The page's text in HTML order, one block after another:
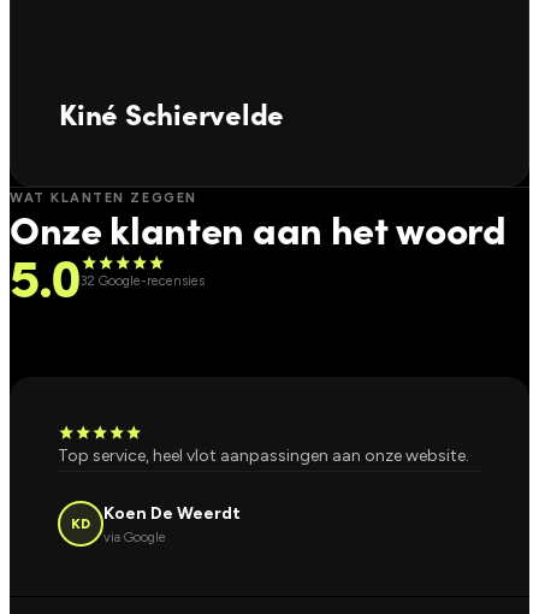
Kiné Schiervelde
WAT KLANTEN ZEGGEN
Onze klanten aan het woord
5.0starstarstarstarstar
32 Google-recensies
starstarstarstarstar
Top service, heel vlot aanpassingen aan onze website.
KD
Koen De Weerdt
via Google